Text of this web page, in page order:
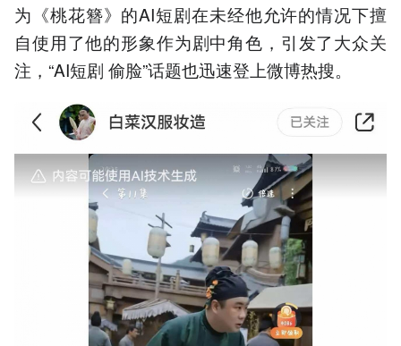
为《桃花簪》的AI短剧在未经他允许的情况下擅
自使用了他的形象作为剧中角色，引发了大众关
注，“AI短剧 偷脸”话题也迅速登上微博热搜。